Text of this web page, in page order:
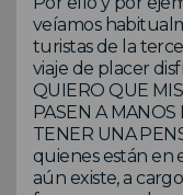
veíamos
turistas de la
viaje de placer
QUIERO QUE
PASEN A
TENER UNA
quienes están en
aún existe, a